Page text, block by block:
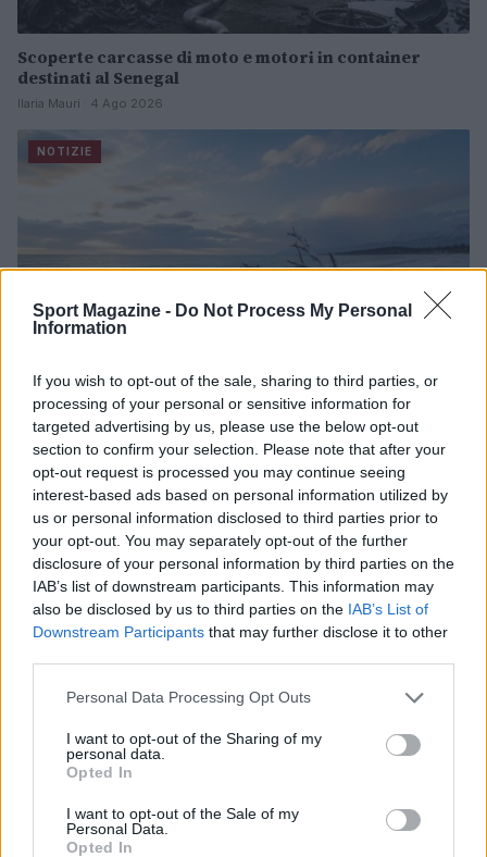
Sport Magazine - Do Not Process My Personal
Information
If you wish to opt-out of the sale, sharing to third parties, or
processing of your personal or sensitive information for
targeted advertising by us, please use the below opt-out
section to confirm your selection. Please note that after your
opt-out request is processed you may continue seeing
interest-based ads based on personal information utilized by
us or personal information disclosed to third parties prior to
your opt-out. You may separately opt-out of the further
disclosure of your personal information by third parties on the
IAB’s list of downstream participants. This information may
also be disclosed by us to third parties on the IAB’s List of
Downstream Participants that may further disclose it to other
Please note that this website/app uses one or more Google
not limited to your visit or usage behaviour. You may click to
grant or deny consent to Google and its third-party tags to
use your data for below specified purposes in below Google
consent section.
Personal Data Processing Opt Outs
I want to opt-out of the Sharing of my
personal data.
Opted In
I want to opt-out of the Sale of my
Personal Data.
Opted In
Scoperte carcasse di moto e motori in container
destinati al Senegal
Ilaria Mauri · 4 Ago 2026
NOTIZIE
Nuova Zelanda: ondata di freddo eccezionale porta
neve a bassa quota
Francesca Lombardi · 4 Ago 2026
PIÙ LETTI
1 XPENG Partner del Teatro del Silenzio 2026: Veicoli
Elettrici e Musica in Sinfonia
Rilancio degli impianti sciistici in Val Vigezzo, Val
Scoperte carcasse di moto e motori in container
destinati al Senegal
Il Córdoba ha ottenuto il II Trofeo Puertas dopo aver
sconfitto il Rayo ai rigori.